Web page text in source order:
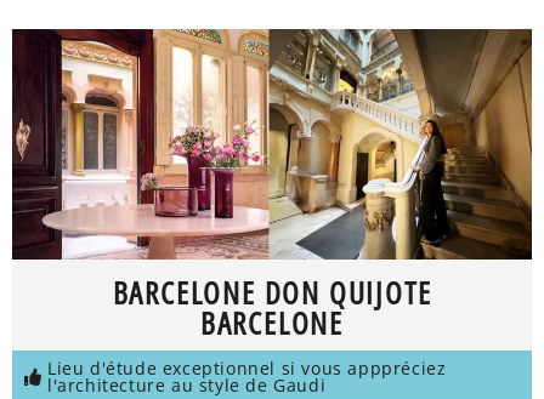
BARCELONE DON QUIJOTE
BARCELONE
Lieu d'étude exceptionnel si vous apppréciez
l'architecture au style de Gaudi